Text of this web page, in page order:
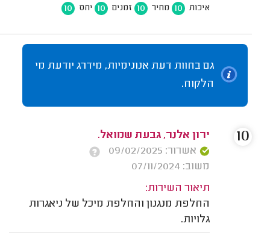
איכות 10 מחיר 10 זמנים 10 יחס 10
גם בחוות דעת אנונימיות, מידרג יודעת מי
הלקוח.
ירון אלנר, גבעת שמואל.
אשרור: 09/02/2025
משוב: 07/11/2024
תיאור השירות:
החלפת מנגנון והחלפת מיכל של ניאגרות
גלויות.
10